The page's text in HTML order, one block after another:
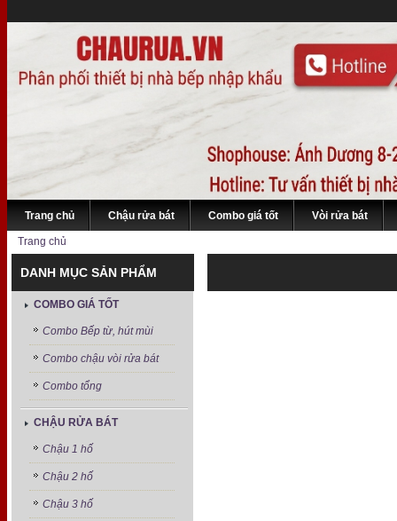
Trang chủ Chậu rửa bát Combo giá tốt Vòi rửa bát
Trang chủ
DANH MỤC SẢN PHẨM
COMBO GIÁ TỐT
Combo Bếp từ, hút mùi
Combo chậu vòi rửa bát
Combo tổng
CHẬU RỬA BÁT
Chậu 1 hố
Chậu 2 hố
Chậu 3 hố